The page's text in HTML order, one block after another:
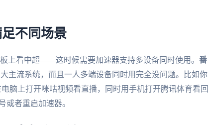
不同场景
上看中超——这时候需要加速器支持多设备同时使用。 番
主流系统，而且一人多端设备同时用完全没问题。比如你
脑上打开咪咕视频看直播，同时用手机打开腾讯体育看回
或者重启加速器。